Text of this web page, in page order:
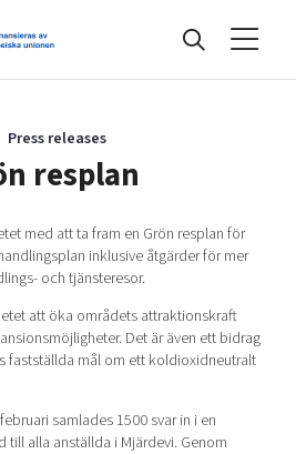
Press releases
resplan
med att ta fram en Grön resplan för
inklusive åtgärder för mer
och tjänsteresor.
att öka områdets attraktionskraft
Det är även ett bidrag
fastställda mål om ett koldioxidneutralt
samlades 1500 svar in i en
till alla anställda i Mjärdevi. Genom